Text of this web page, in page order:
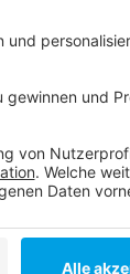
Thema:
grünere
neue